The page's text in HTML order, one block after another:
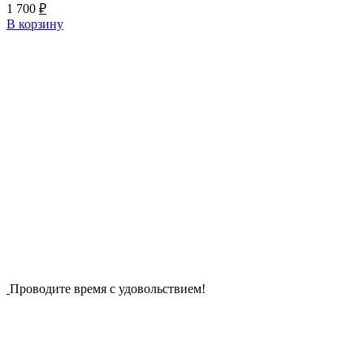
1 700 ₽
В корзину
Проводите время с удовольствием!